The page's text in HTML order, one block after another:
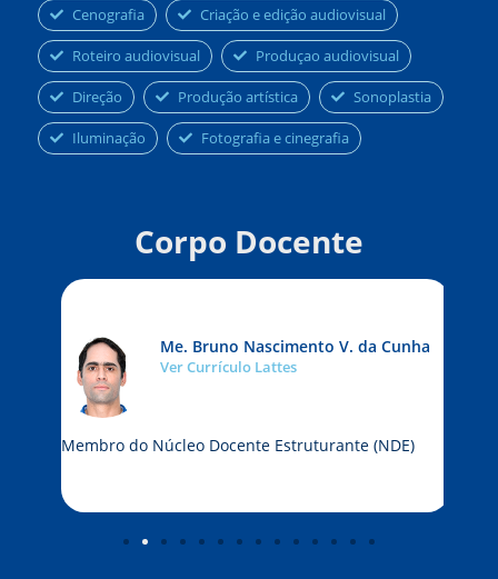
Cenografia Criação e edição audiovisual
Roteiro audiovisual Produçao audiovisual
Direção Produção artística Sonoplastia
Iluminação Fotografia e cinegrafia
Corpo Docente
Me. Bruno Nascimento V. da Cunha
Ver Currículo Lattes
Membro do Núcleo Docente Estruturante (NDE)